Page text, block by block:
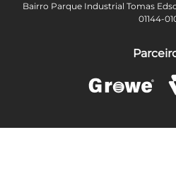
Bairro Parque Industrial Tomas
01144-